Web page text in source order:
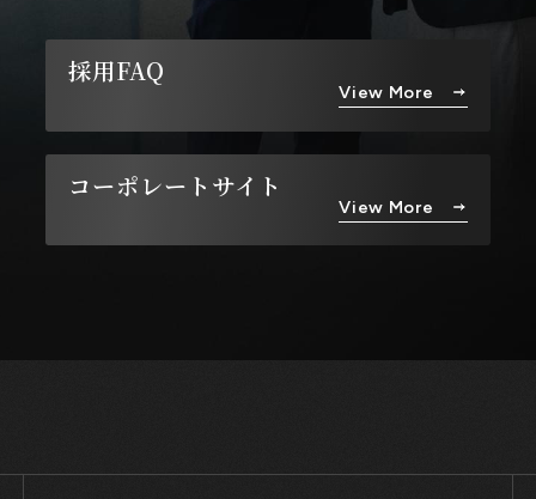
採用FAQ
View More
コーポレートサイト
View More